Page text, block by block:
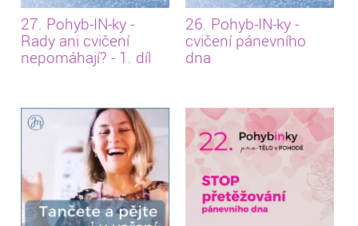
27. Pohyb-IN-ky -
Rady ani cvičení
nepomáhají? - 1. díl
26. Pohyb-IN-ky -
cvičení pánevního
dna